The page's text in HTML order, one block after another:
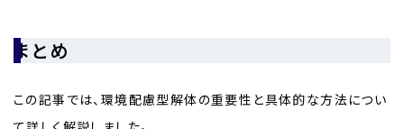
まとめ
この記事では、環境配慮型解体の重要性と具体的な方法につい